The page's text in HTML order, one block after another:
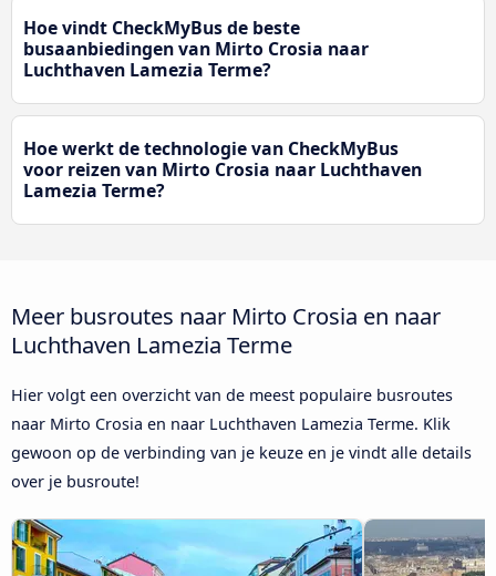
Hoe vindt CheckMyBus de beste
busaanbiedingen van Mirto Crosia naar
Luchthaven Lamezia Terme?
Hoe werkt de technologie van CheckMyBus
voor reizen van Mirto Crosia naar Luchthaven
Lamezia Terme?
Meer busroutes naar Mirto Crosia en naar
Luchthaven Lamezia Terme
Hier volgt een overzicht van de meest populaire busroutes
naar Mirto Crosia en naar Luchthaven Lamezia Terme. Klik
gewoon op de verbinding van je keuze en je vindt alle details
over je busroute!